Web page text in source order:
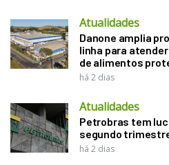
Atualidades
Danone amplia
linha para
de alimentos
há 2 dias
Atualidades
Petrobras tem
segundo
há 2 dias